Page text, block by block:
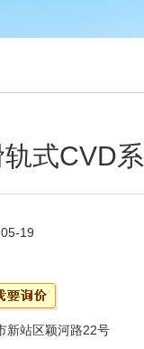
式CVD
19
新站区颖河路22号